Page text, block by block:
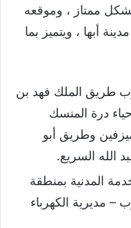
ممتاز ، وموقعه
أبها ، ويتميز بما
طريق الملك فهد بن
درة المنسك
وطريق أبو
الله السريع.
المدنية بمنطقة
مديرية الكهرباء